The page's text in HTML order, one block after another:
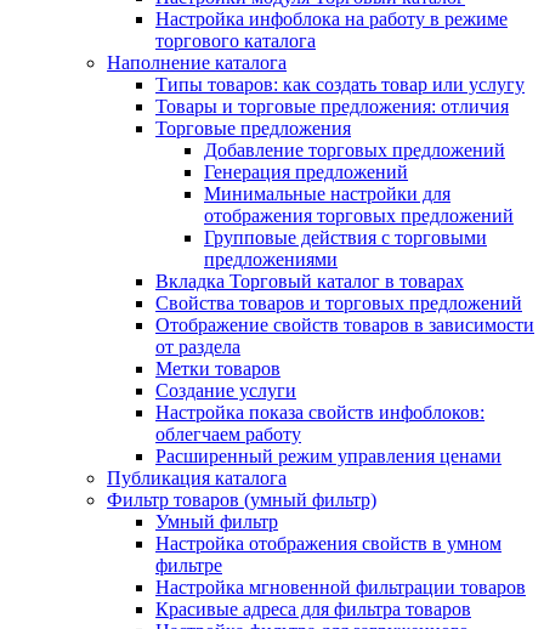
Настройка инфоблока на работу в режиме
торгового каталога
Наполнение каталога
Типы товаров: как создать товар или услугу
Товары и торговые предложения: отличия
Торговые предложения
Добавление торговых предложений
Генерация предложений
Минимальные настройки для
отображения торговых предложений
Групповые действия с торговыми
предложениями
Вкладка Торговый каталог в товарах
Свойства товаров и торговых предложений
Отображение свойств товаров в зависимости
от раздела
Метки товаров
Создание услуги
Настройка показа свойств инфоблоков:
облегчаем работу
Расширенный режим управления ценами
Публикация каталога
Фильтр товаров (умный фильтр)
Умный фильтр
Настройка отображения свойств в умном
фильтре
Настройка мгновенной фильтрации товаров
Красивые адреса для фильтра товаров